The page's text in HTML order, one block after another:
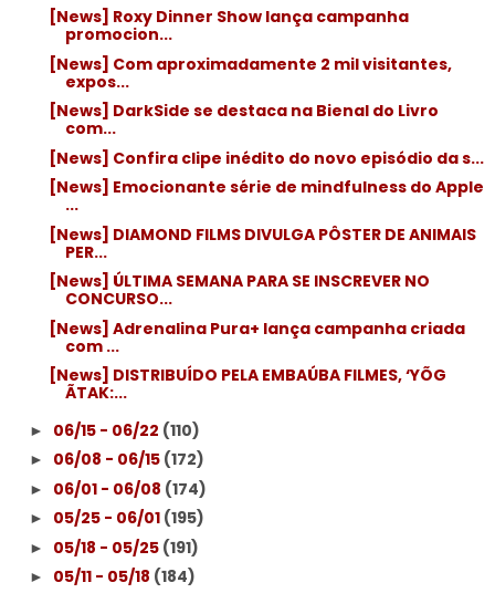
[News] Roxy Dinner Show lança campanha
promocion...
[News] Com aproximadamente 2 mil visitantes,
expos...
[News] DarkSide se destaca na Bienal do Livro
com...
[News] Confira clipe inédito do novo episódio da s...
[News] Emocionante série de mindfulness do Apple
...
[News] DIAMOND FILMS DIVULGA PÔSTER DE ANIMAIS
PER...
[News] ÚLTIMA SEMANA PARA SE INSCREVER NO
CONCURSO...
[News] Adrenalina Pura+ lança campanha criada
com ...
[News] DISTRIBUÍDO PELA EMBAÚBA FILMES, ‘YÕG
ÃTAK:...
► 06/15 - 06/22 (110)
► 06/08 - 06/15 (172)
► 06/01 - 06/08 (174)
► 05/25 - 06/01 (195)
► 05/18 - 05/25 (191)
► 05/11 - 05/18 (184)